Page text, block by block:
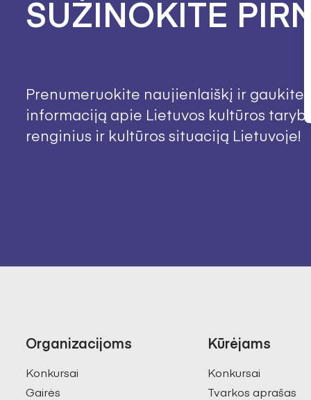
SUŽINOKITE
Prenumeruokite naujienlaiškį ir gaukite
informaciją apie Lietuvos kultūros
renginius ir kultūros situaciją Lietuvoje!
Organizacijoms
Konkursai
Gairės
Kūrėjams
Konkursai
Tvarkos aprašas